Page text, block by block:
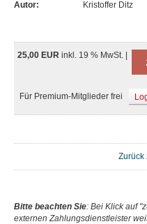
Autor:
Kristoffer Ditz
25,00 EUR inkl. 19 % MwSt. |
Für Premium-Mitglieder frei
Zurück
Bitte beachten Sie: Bei Klick auf
externen Zahlungsdienstleister